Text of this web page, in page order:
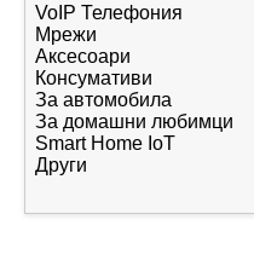
VoIP Телефония
Мрежи
Аксесоари
Консумативи
За автомобила
За домашни любимци
Smart Home IoT
Други